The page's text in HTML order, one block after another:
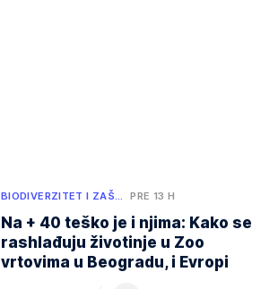
BIODIVERZITET I ZAŠ… PRE 13 H
Na + 40 teško je i njima: Kako se
rashlađuju životinje u Zoo
vrtovima u Beogradu, i Evropi